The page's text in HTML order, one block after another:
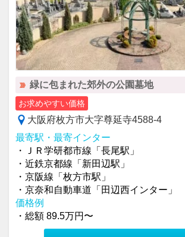
緑に包まれた郊外の公園墓地
お求めやすい価格
大阪府枚方市大字尊延寺4588-4
最寄駅・最寄インター
・ＪＲ学研都市線「長尾駅」
・近鉄京都線「新田辺駅」
・京阪線「枚方市駅」
・京奈和自動車道「田辺西インター」
価格例
・総額 89.5万円〜